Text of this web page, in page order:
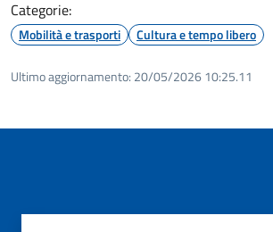
Categorie:
Mobilità e trasporti Cultura e tempo libero
Ultimo aggiornamento: 20/05/2026 10:25.11